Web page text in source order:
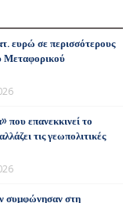
ευρώ σε περισσότερους
Μεταφορικού
επανεκκινεί το
τις γεωπολιτικές
συμφώνησαν στη